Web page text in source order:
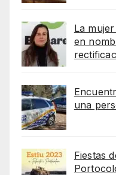
La
en
una
Fiestas